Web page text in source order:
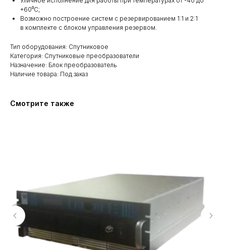
+60⁰С;
Возможно построение систем с резервированием 1:1 и 2:1
в комплекте с блоком управления резервом.
Тип оборудования: Спутниковое
Категория: Спутниковые преобразователи
Назначение: Блок преобразователь
Наличие товара: Под заказ
Смотрите также